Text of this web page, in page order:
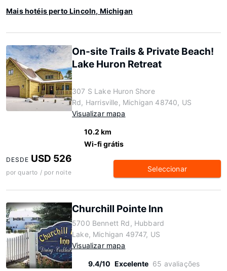
Mais hotéis perto Lincoln, Michigan
On-site Trails & Private Beach!
Lake Huron Retreat
307 S Lake Huron Shore
Rd, Harrisville, Michigan 48740, US
Visualizar mapa
10.2 km
Wi-fi grátis
DESDE USD 526
por quarto / por noite Seleccionar
Churchill Pointe Inn
5700 Bennett Rd, Hubbard
Lake, Michigan 49747, US
Visualizar mapa
9.4/10 Excelente 65 avaliações